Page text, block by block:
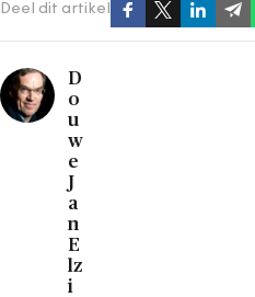
Deel dit artikel
D
o
u
w
e
J
a
n
E
lz
i